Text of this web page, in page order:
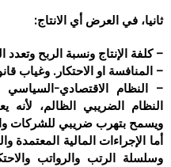
ثانيا، في العرض أي الانتاج:
– كلفة الإنتاج ونسبة الربح وتعدد
– المنافسة او الاحتكار. وغياب
– النظام الاقتصادي-السياسي
النظام الضريبي الظالم، لأنه
ويسمح بتهرب ضريبي للشركات
أما الإجراءات المالية المعتمدة
وسلسلة الرتب والرواتب